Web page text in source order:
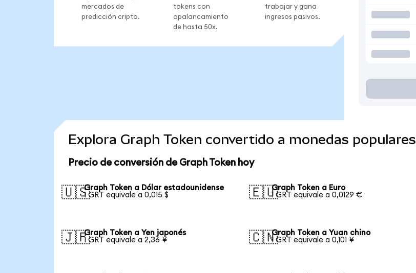
mercados de
predicción cripto.
tokens con
apalancamiento
de hasta 50x.
trabajar y gana
ingresos pasivos.
Explora Graph Token convertido a monedas populares
Precio de conversión de Graph Token hoy
🇺🇸Graph Token a Dólar estadounidense
1 GRT equivale a 0,015 $
🇪🇺Graph Token a Euro
1 GRT equivale a 0,0129 €
🇯🇵Graph Token a Yen japonés
1 GRT equivale a 2,36 ¥
🇨🇳Graph Token a Yuan chino
1 GRT equivale a 0,101 ¥